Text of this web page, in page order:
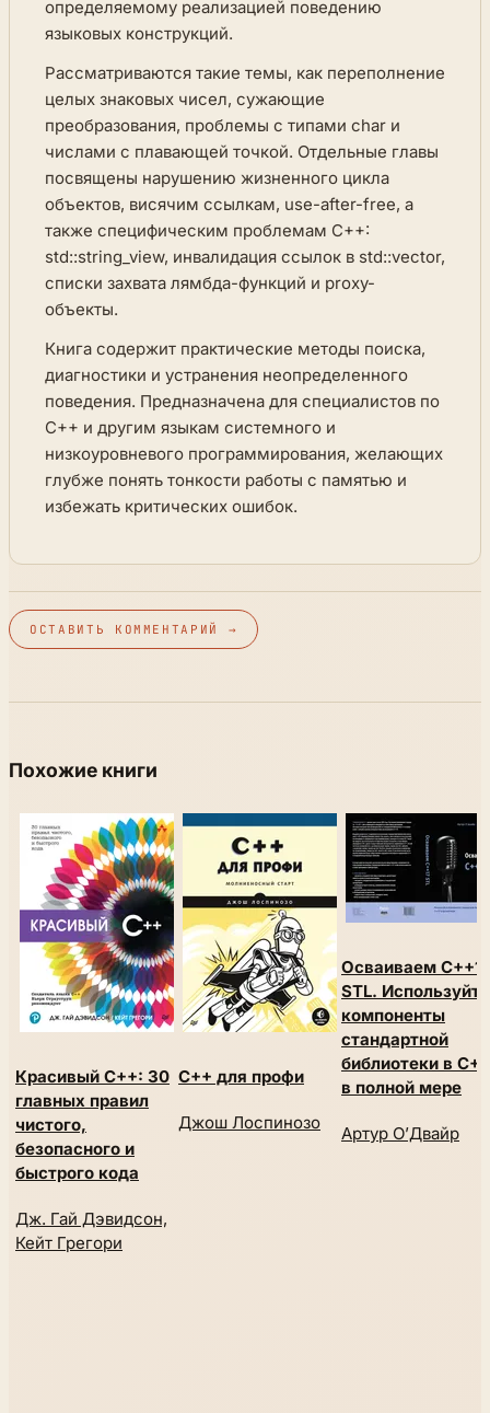
определяемому реализацией поведению
языковых конструкций.
Рассматриваются такие темы, как переполнение
целых знаковых чисел, сужающие
преобразования, проблемы с типами char и
числами с плавающей точкой. Отдельные главы
посвящены нарушению жизненного цикла
объектов, висячим ссылкам, use-after-free, а
также специфическим проблемам C++:
std::string_view, инвалидация ссылок в std::vector,
списки захвата лямбда-функций и proxy-
объекты.
Книга содержит практические методы поиска,
диагностики и устранения неопределенного
поведения. Предназначена для специалистов по
C++ и другим языкам системного и
низкоуровневого программирования, желающих
глубже понять тонкости работы с памятью и
избежать критических ошибок.
ОСТАВИТЬ КОММЕНТАРИЙ →
Похожие книги
Красивый C++: 30
главных правил
чистого,
безопасного и
быстрого кода
Дж. Гай Дэвидсон,
Кейт Грегори
C++ для профи
Джош Лоспинозо
Осваиваем C++17
STL. Используйте
компоненты
стандартной
библиотеки в
в полной мере
Артур О’Двайр